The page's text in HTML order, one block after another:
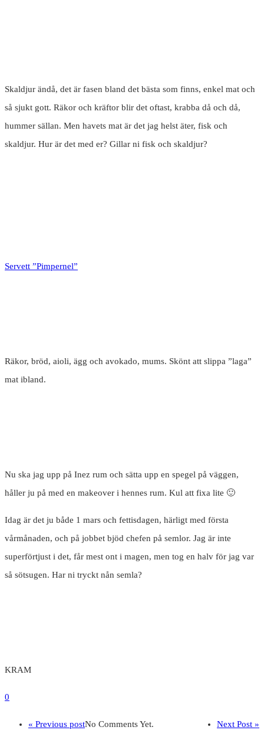
Skaldjur ändå, det är fasen bland det bästa som finns, enkel mat och
så sjukt gott. Räkor och kräftor blir det oftast, krabba då och då,
hummer sällan. Men havets mat är det jag helst äter, fisk och
skaldjur. Hur är det med er? Gillar ni fisk och skaldjur?
Servett ”Pimpernel”
Räkor, bröd, aioli, ägg och avokado, mums. Skönt att slippa ”laga”
mat ibland.
Nu ska jag upp på Inez rum och sätta upp en spegel på väggen,
håller ju på med en makeover i hennes rum. Kul att fixa lite 🙂
Idag är det ju både 1 mars och fettisdagen, härligt med första
vårmånaden, och på jobbet bjöd chefen på semlor. Jag är inte
superförtjust i det, får mest ont i magen, men tog en halv för jag var
så sötsugen. Har ni tryckt nån semla?
KRAM
0
« Previous post Next Post »
No Comments Yet.